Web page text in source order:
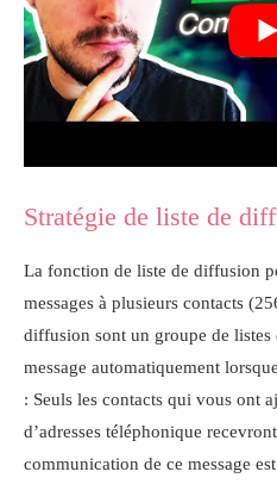
Stratégie de liste de
La fonction de liste de diffusion
messages à plusieurs contacts
diffusion sont un groupe de
message automatiquement
: Seuls les contacts qui vous ont
d’adresses téléphonique
communication de ce message